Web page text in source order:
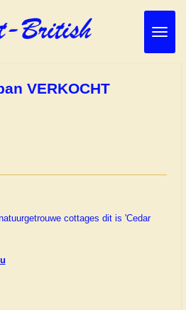
VERKOCHT
cottages dit is 'Cedar